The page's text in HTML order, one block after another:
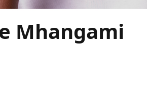
Mhangami